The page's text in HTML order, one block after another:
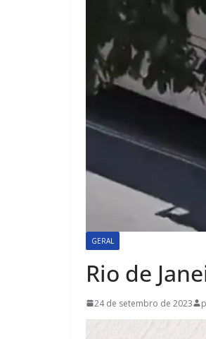
GERAL
Rio de
24 de setembro de 2023